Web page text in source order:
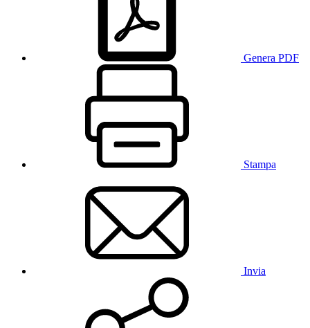
Genera PDF
Stampa
Invia